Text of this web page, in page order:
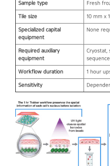
Sample type Fresh
Tile size 10 mm x
Specialized capital
equipment
None
Required auxiliary
equipment
Cryostat,
Workflow duration 1 hour
Sensitivity